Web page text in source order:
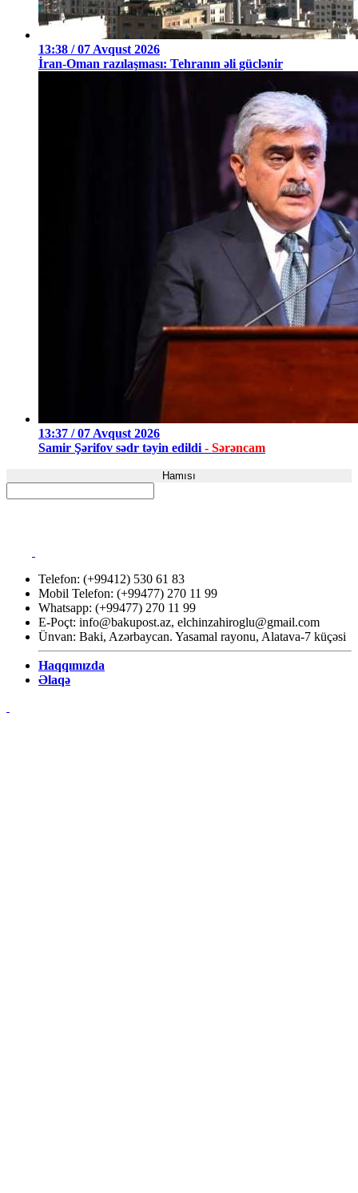
13:38 / 07 Avqust 2026
İran-Oman razılaşması: Tehranın əli güclənir
13:37 / 07 Avqust 2026
Samir Şərifov sədr təyin edildi - Sərəncam
Hamısı
Telefon: (+99412) 530 61 83
Mobil Telefon: (+99477) 270 11 99
Whatsapp: (+99477) 270 11 99
E-Poçt: info@bakupost.az, elchinzahiroglu@gmail.com
Ünvan: Baki, Azərbaycan. Yasamal rayonu, Alatava-7 küçəsi
Haqqımızda
Əlaqə